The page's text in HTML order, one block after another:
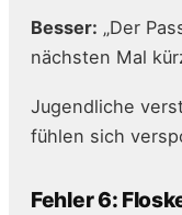
Besser: „Der
nächsten Mal
Jugendliche
fühlen sich
Fehler 6: